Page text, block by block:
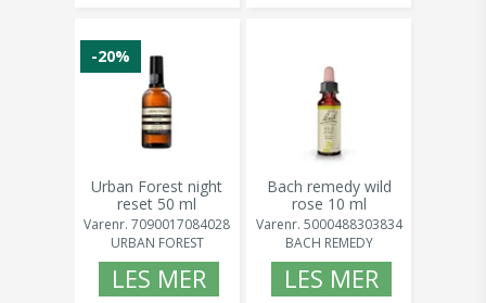
-20%
Urban Forest night
reset 50 ml
Varenr. 7090017084028
URBAN FOREST
LES MER
Bach remedy wild
rose 10 ml
Varenr. 5000488303834
BACH REMEDY
LES MER